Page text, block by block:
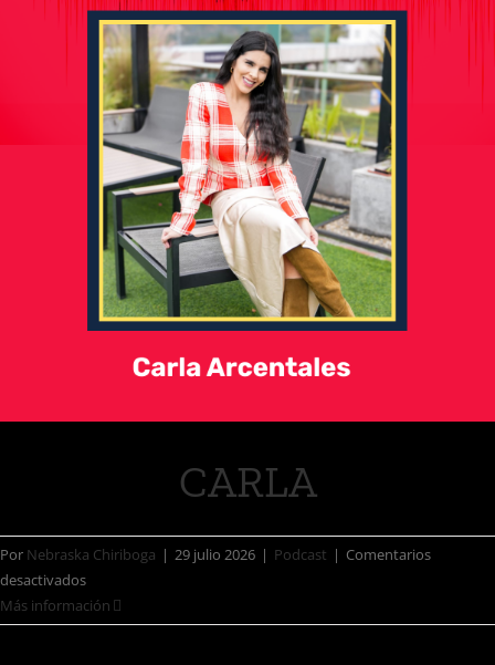
CARLA
Por Nebraska Chiriboga | 29 julio 2026 | Podcast | Comentarios
desactivados
Más información